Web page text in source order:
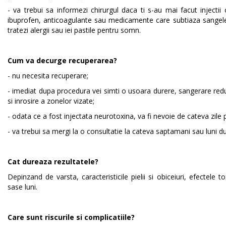
- va trebui sa informezi chirurgul daca ti s-au mai facut
ibuprofen, anticoagulante sau medicamente care subtiaza
tratezi alergii sau iei pastile pentru somn.
Cum va decurge recuperarea?
- nu necesita recuperare;
- imediat dupa procedura vei simti o usoara durere, sangerare
si inrosire a zonelor vizate;
- odata ce a fost injectata neurotoxina, va fi nevoie de cateva zile
- va trebui sa mergi la o consultatie la cateva saptamani sau luni
Cat dureaza rezultatele?
Depinzand de varsta, caracteristicile pielii si obiceiuri, efectele
sase luni.
Care sunt riscurile si complicatiile?